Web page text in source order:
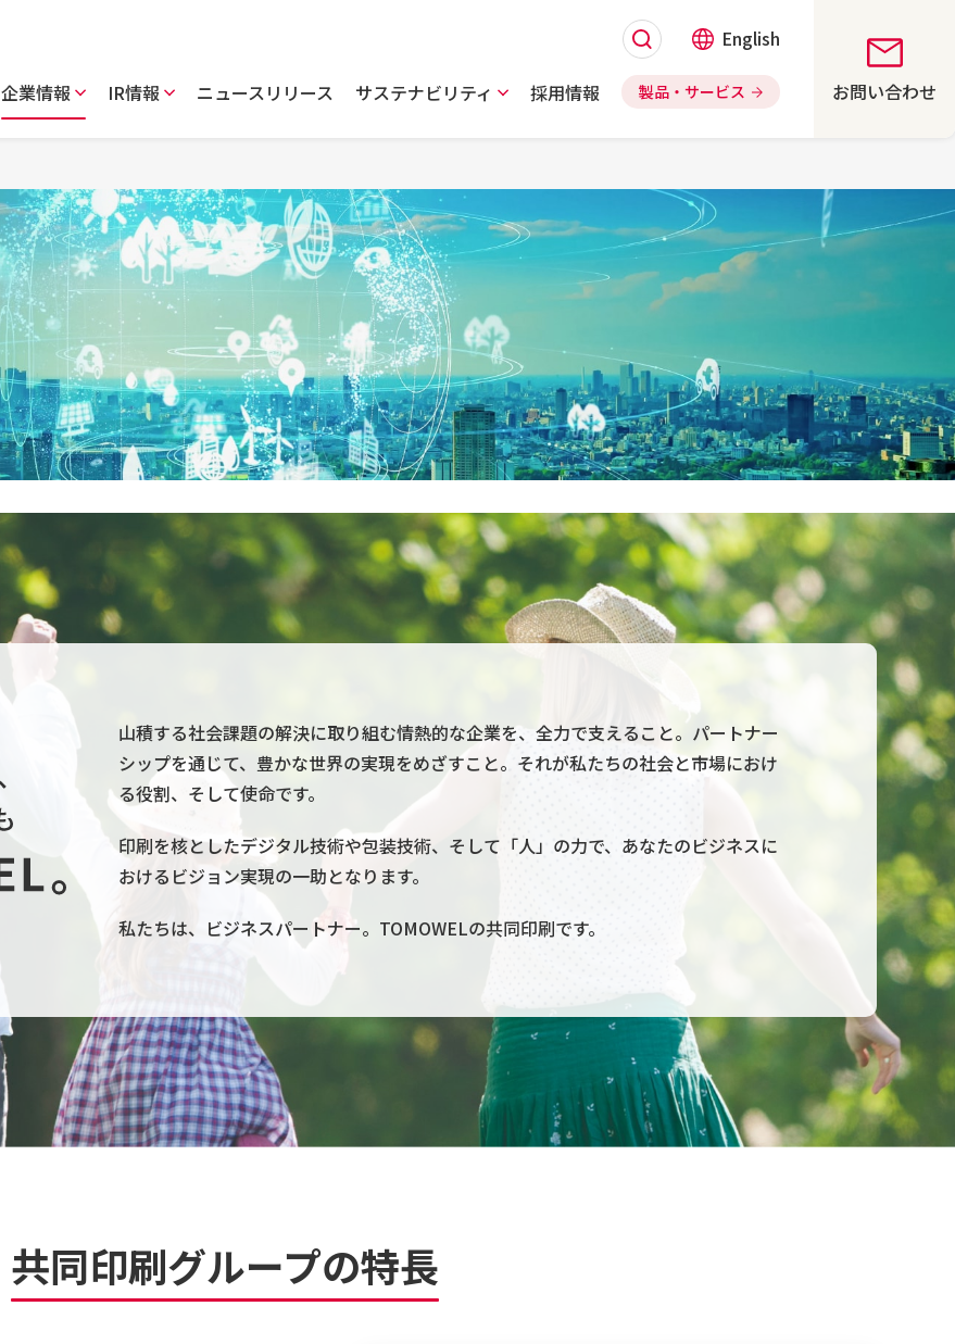
English
企業情報 IR情報 ニュースリリース サステナビリティ 採用情報 製品・サービス お問い合わせ
山積する社会課題の解決に取り組む情熱的な企業を、全力で支えること。パートナー
シップを通じて、豊かな世界の実現をめざすこと。それが私たちの社会と市場におけ
る役割、そして使命です。
印刷を核としたデジタル技術や包装技術、そして「人」の力で、あなたのビジネスに
おけるビジョン実現の一助となります。
私たちは、ビジネスパートナー。TOMOWELの共同印刷です。
共同印刷グループの特⻑